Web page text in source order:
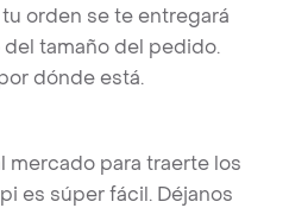
orden se te entregará
tamaño del pedido.
dónde está.
mercado para traerte los
es súper fácil. Déjanos